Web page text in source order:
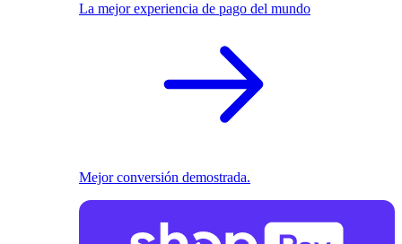
La mejor experiencia de pago del mundo
Mejor conversión demostrada.